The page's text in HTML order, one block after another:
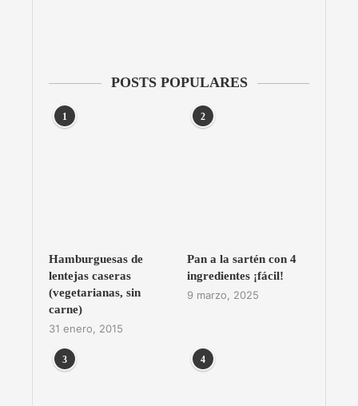
POSTS POPULARES
1
Hamburguesas de
lentejas caseras
(vegetarianas, sin
carne)
31 enero, 2015
2
Pan a la sartén con 4
ingredientes ¡fácil!
9 marzo, 2025
3 4